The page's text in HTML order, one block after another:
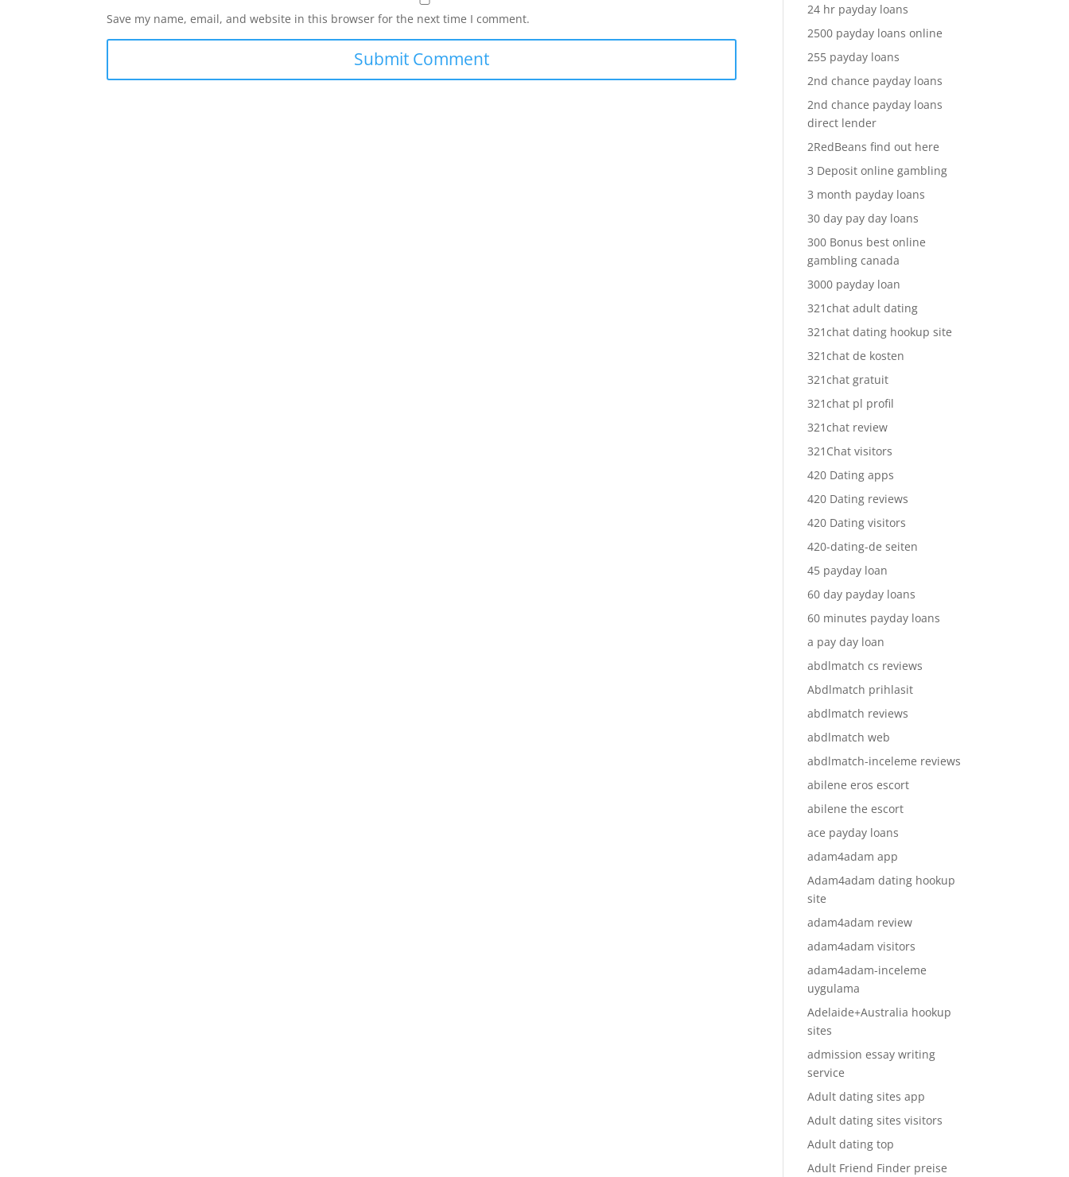
Save my name, email, and website in this browser for the next time I comment.
24 hr payday loans
2500 payday loans online
255 payday loans
2nd chance payday loans
2nd chance payday loans
direct lender
2RedBeans find out here
3 Deposit online gambling
3 month payday loans
30 day pay day loans
300 Bonus best online
gambling canada
3000 payday loan
321chat adult dating
321chat dating hookup site
321chat de kosten
321chat gratuit
321chat pl profil
321chat review
321Chat visitors
420 Dating apps
420 Dating reviews
420 Dating visitors
420-dating-de seiten
45 payday loan
60 day payday loans
60 minutes payday loans
a pay day loan
abdlmatch cs reviews
Abdlmatch prihlasit
abdlmatch reviews
abdlmatch web
abdlmatch-inceleme reviews
abilene eros escort
abilene the escort
ace payday loans
adam4adam app
Adam4adam dating hookup
site
adam4adam review
adam4adam visitors
adam4adam-inceleme
uygulama
Adelaide+Australia hookup
sites
admission essay writing
service
Adult dating sites app
Adult dating sites visitors
Adult dating top
Adult Friend Finder preise